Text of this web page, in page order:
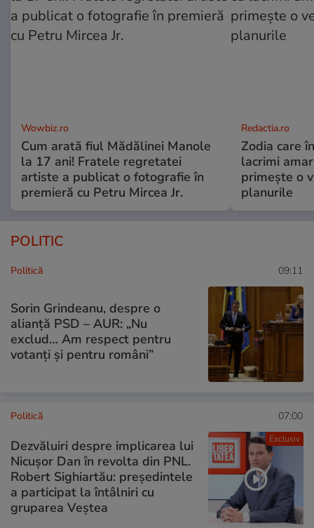
Wowbiz.ro
Cum arată fiul Mădălinei Manole
la 17 ani! Fratele regretatei
artiste a publicat o fotografie în
premieră cu Petru Mircea Jr.
Redactia.ro
Zodia care
lacrimi
primește o
planurile
POLITIC
Politică 09:11
Sorin Grindeanu, despre o
alianță PSD – AUR: „Nu
exclud… Am respect pentru
votanți și pentru români”
Exclusiv
Politică 07:00
Dezvăluiri despre implicarea lui
Nicușor Dan în revolta din PNL.
Robert Sighiartău: președintele
a participat la întâlniri cu
gruparea Veștea